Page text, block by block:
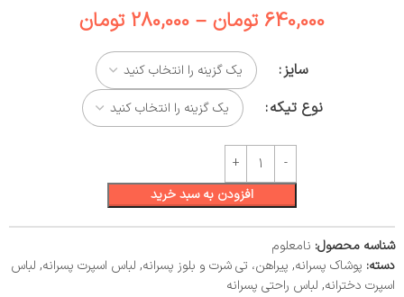
640,000 تومان –
280,000 تومان
سایز
نوع تیکه
افزودن به سبد خرید
شناسه محصول: نامعلوم
دسته: پوشاک پسرانه, پیراهن، تی شرت و بلوز پسرانه, لباس اسپرت پسرانه, لباس
اسپرت دخترانه, لباس راحتی پسرانه